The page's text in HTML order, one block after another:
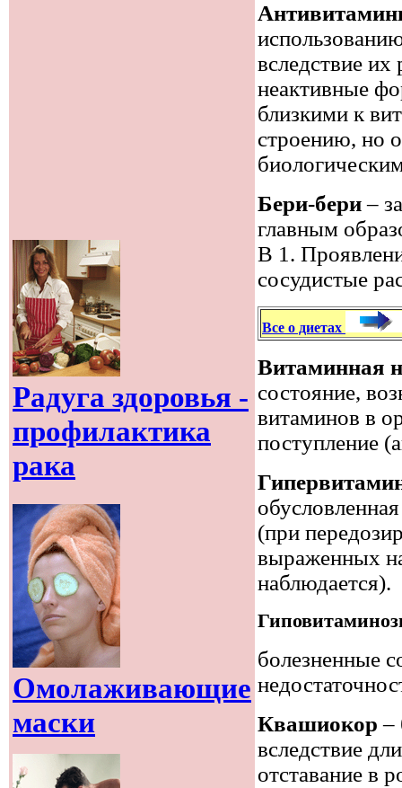
Радуга здоровья -
профилактика
рака
Омолаживающие
маски
вследствие
неактивные
близкими к
строению, но
Бери-бери–
главным
В 1.
сосудистые
Все о диетах
Витаминная
состояние,
витаминов в
поступление
(при
выраженных
наблюдается).
болезненные
Квашиокор–
вследствие
отставание в